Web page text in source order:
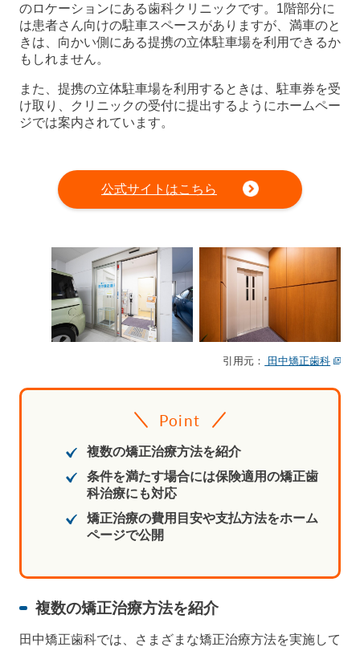
のロケーションにある歯科クリニックです。1階部分に
は患者さん向けの駐車スペースがありますが、満車のと
きは、向かい側にある提携の立体駐車場を利用できるか
もしれません。
また、提携の立体駐車場を利用するときは、駐車券を受
け取り、クリニックの受付に提出するようにホームペー
ジでは案内されています。
公式サイトはこちら
引用元： 田中矯正歯科
Point
複数の矯正治療方法を紹介
条件を満たす場合には保険適用の矯正歯
科治療にも対応
矯正治療の費用目安や支払方法をホーム
ページで公開
複数の矯正治療方法を紹介
田中矯正歯科では、さまざまな矯正治療方法を実施して